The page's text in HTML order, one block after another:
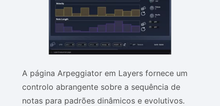
A página Arpeggiator em Layers fornece um
controlo abrangente sobre a sequência de
notas para padrões dinâmicos e evolutivos.